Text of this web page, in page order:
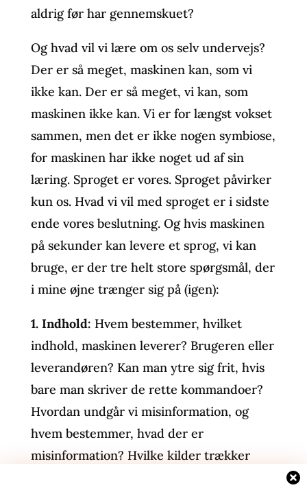
aldrig før har gennemskuet?
Og hvad vil vi lære om os selv undervejs?
Der er så meget, maskinen kan, som vi
ikke kan. Der er så meget, vi kan, som
maskinen ikke kan. Vi er for længst vokset
sammen, men det er ikke nogen symbiose,
for maskinen har ikke noget ud af sin
læring. Sproget er vores. Sproget påvirker
kun os. Hvad vi vil med sproget er i sidste
ende vores beslutning. Og hvis maskinen
på sekunder kan levere et sprog, vi kan
bruge, er der tre helt store spørgsmål, der
i mine øjne trænger sig på (igen):
1. Indhold: Hvem bestemmer, hvilket
indhold, maskinen leverer? Brugeren eller
leverandøren? Kan man ytre sig frit, hvis
bare man skriver de rette kommandoer?
Hvordan undgår vi misinformation, og
hvem bestemmer, hvad der er
misinformation? Hvilke kilder trækker